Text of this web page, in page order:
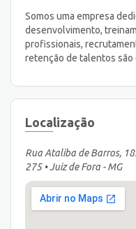
Somos uma empresa
desenvolvimento,
profissionais,
retenção de talentos
Localização
Rua Ataliba de Barros,
275 • Juiz de Fora - MG